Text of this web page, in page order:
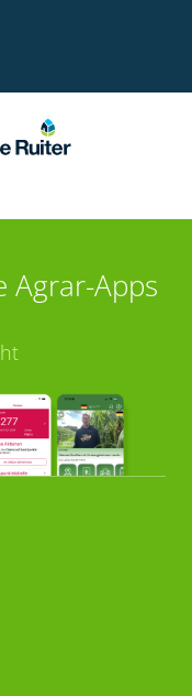
Agrar-Apps